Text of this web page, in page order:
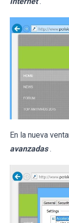
En la nueva
avanzadas .